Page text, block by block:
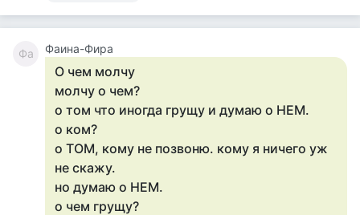
Фа Фаина-Фира
О чем молчу
молчу о чем?
о том что иногда грущу и думаю о НЕМ.
о ком?
о ТОМ, кому не позвоню. кому я ничего уж
не скажу.
но думаю о НЕМ.
о чем грущу?